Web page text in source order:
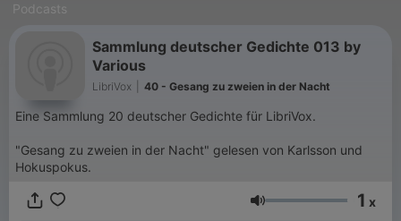
Podcasts
Sammlung deutscher Gedichte 013 by
Various
LibriVox 40 - Gesang zu zweien in der Nacht
Eine Sammlung 20 deutscher Gedichte für LibriVox.
"Gesang zu zweien in der Nacht" gelesen von Karlsson und
Hokuspokus.
Volume 1 x